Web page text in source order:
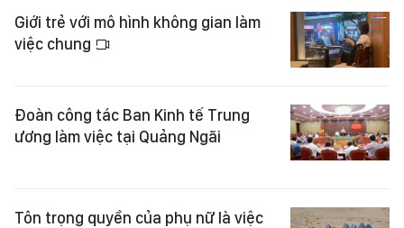
Giới trẻ với mô hình không gian làm
việc chung
Đoàn công tác Ban Kinh tế Trung
ương làm việc tại Quảng Ngãi
Tôn trọng quyền của phụ nữ là việc